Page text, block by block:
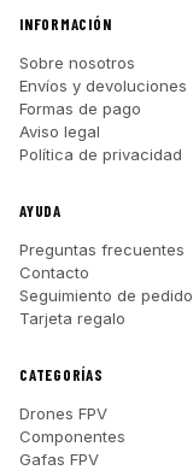
INFORMACIÓN
Sobre nosotros
Envíos y devoluciones
Formas de pago
Aviso legal
Política de privacidad
AYUDA
Preguntas frecuentes
Contacto
Seguimiento de pedido
Tarjeta regalo
CATEGORÍAS
Drones FPV
Componentes
Gafas FPV